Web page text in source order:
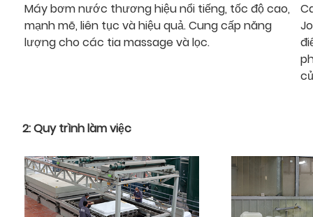
Máy bơm nước thương hiệu nổi tiếng, tốc độ cao,
mạnh mẽ, liên tục và hiệu quả. Cung cấp năng
lượng cho các tia massage và lọc.
2: Quy trình làm việc